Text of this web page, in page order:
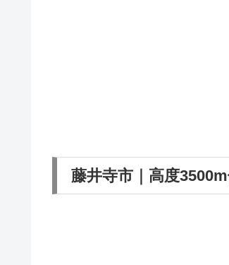
藤井寺市｜高度